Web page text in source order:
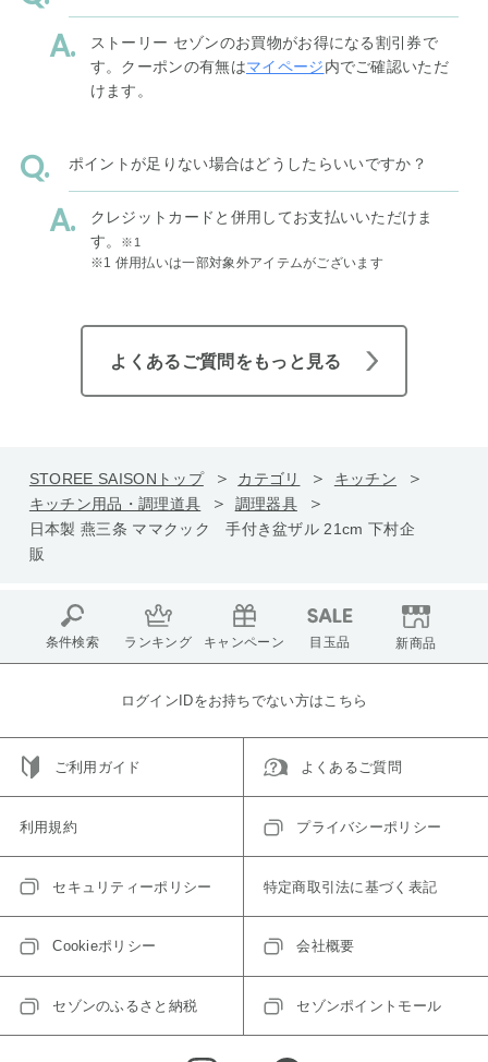
ストーリー セゾンのお買物がお得になる割引券で
す。クーポンの有無はマイページ内でご確認いただ
けます。
ポイントが足りない場合はどうしたらいいですか？
クレジットカードと併用してお支払いいただけま
す。
※1
※1 併用払いは一部対象外アイテムがございます
よくあるご質問をもっと見る
STOREE SAISONトップ カテゴリ
キッチン
キッチン用品・調理道具
調理器具
日本製 燕三条 ママクック 手付き盆ザル 21cm 下村企
販
条件検索 ランキング キャンペーン 目玉品 新商品
ログインIDをお持ちでない方はこちら
ご利用ガイド よくあるご質問
利用規約 プライバシーポリシー
セキュリティーポリシー 特定商取引法に基づく表記
Cookieポリシー 会社概要
セゾンのふるさと納税 セゾンポイントモール